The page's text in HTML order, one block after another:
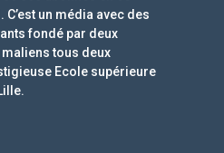
un média avec des
fondé par deux
tous deux
Ecole supérieure